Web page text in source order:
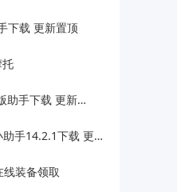
下载 更新置顶
手下载 更新置顶
14.2.1下载 更新置顶
线装备领取